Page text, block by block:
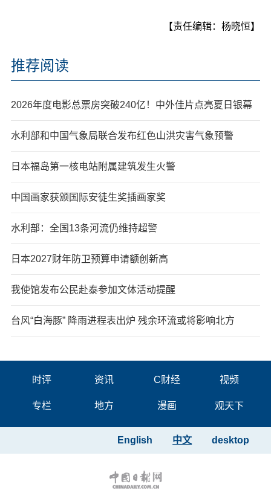
【责任编辑：杨晓恒】
推荐阅读
2026年度电影总票房突破240亿！中外佳片点亮夏日银幕
水利部和中国气象局联合发布红色山洪灾害气象预警
日本福岛第一核电站附属建筑发生火警
中国画家获颁国际安徒生奖插画家奖
水利部：全国13条河流仍维持超警
日本2027财年防卫预算申请额创新高
我使馆发布公民赴泰参加文体活动提醒
台风“白海豚” 降雨进程表出炉 残余环流或将影响北方
时评 资讯 C财经 视频
专栏 地方 漫画 观天下
desktop
中文
English